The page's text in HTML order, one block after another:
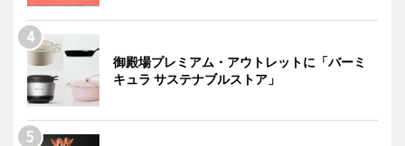
御殿場プレミアム・アウトレットに「バーミ
キュラ サステナブルストア」